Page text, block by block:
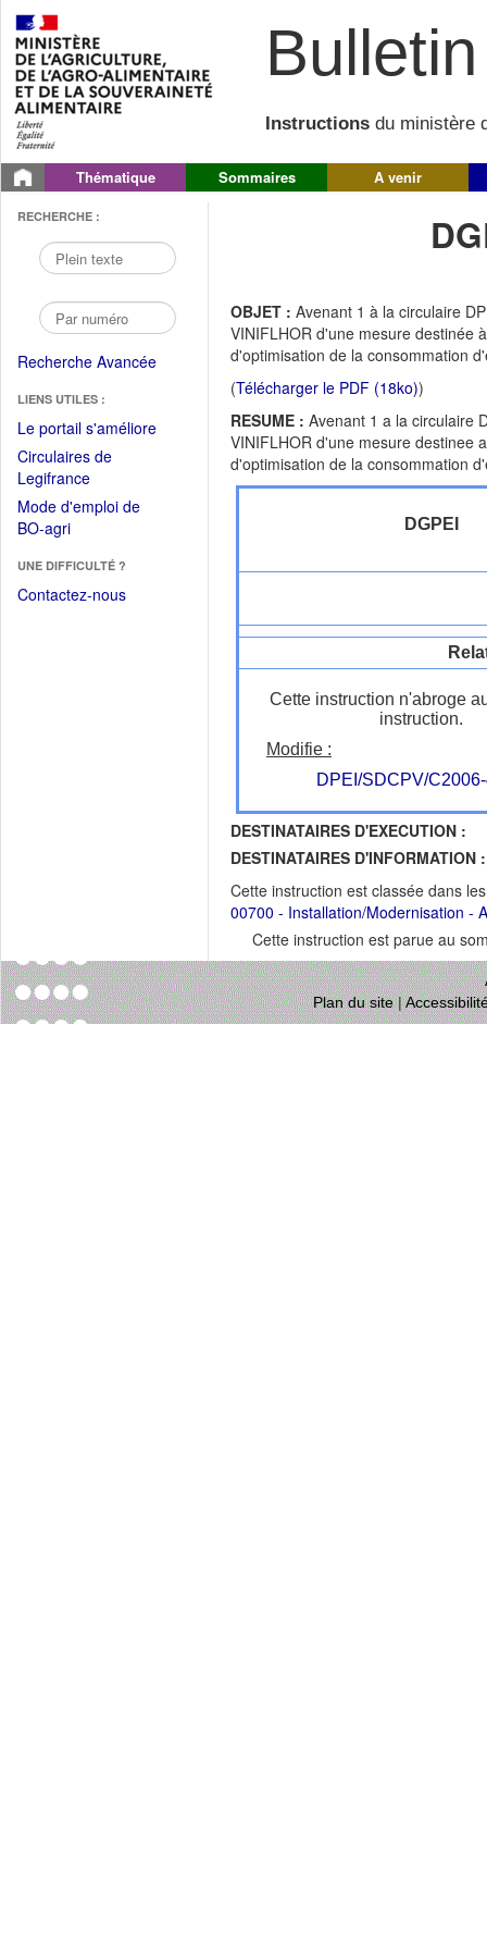
Instructions du ministère
Thématique Sommaires A venir
RECHERCHE :
Recherche Avancée
LIENS UTILES :
Le portail s'améliore(Fichier
Circulaires de
Legifrance(Ouvrir
dans
une
fenêtre)
Mode d'emploi de
BO-agri(Ouvrir
une
nouvelle
UNE DIFFICULTÉ ?
Contactez-nous
OBJET : Avenant 1 à la circulaire
VINIFLHOR d'une mesure destinée
d'optimisation de la consommation
(Télécharger le PDF (18ko))
RESUME : Avenant 1 a la circulaire
VINIFLHOR d'une mesure destinee
d'optimisation de la consommation
DGPEI
Cette instruction n'abroge
instruction.
Modifie :
DPEI/SDCPV/
DESTINATAIRES D'EXECUTION :
DESTINATAIRES D'INFORMATION :
Cette instruction est classée dans
00700 - Installation/Modernisation -
Cette instruction est parue au
Plan du site|